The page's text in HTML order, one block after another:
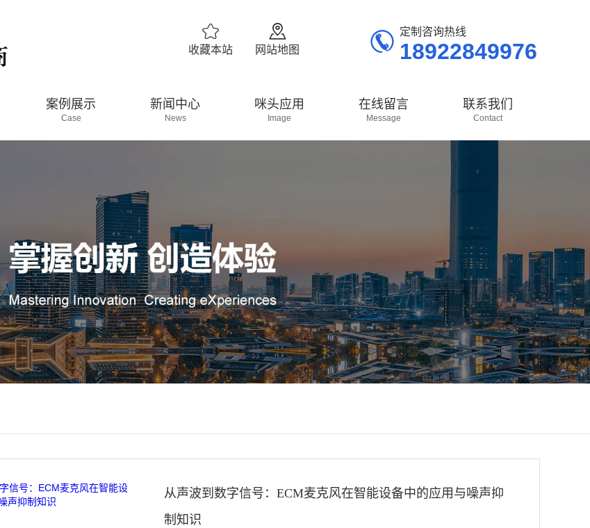
 定制咨询热线
18922849976

收藏本站

网站地图
案例展示
Case
新闻中心
News
咪头应用
Image
在线留言
Message
联系我们
Contact
从声波到数字信号：ECM麦克风在智能设备中的应用与噪声抑
制知识